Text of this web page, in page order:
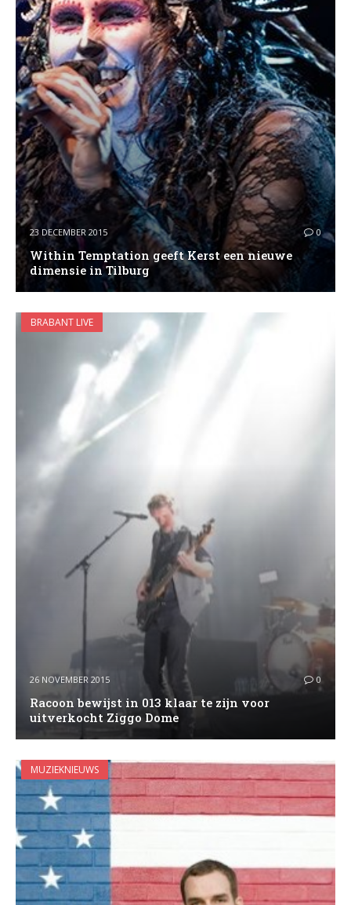
23 DECEMBER 2015 0
Within Temptation geeft Kerst een nieuwe
dimensie in Tilburg
BRABANT LIVE
26 NOVEMBER 2015 0
Racoon bewijst in 013 klaar te zijn voor
uitverkocht Ziggo Dome
MUZIEKNIEUWS